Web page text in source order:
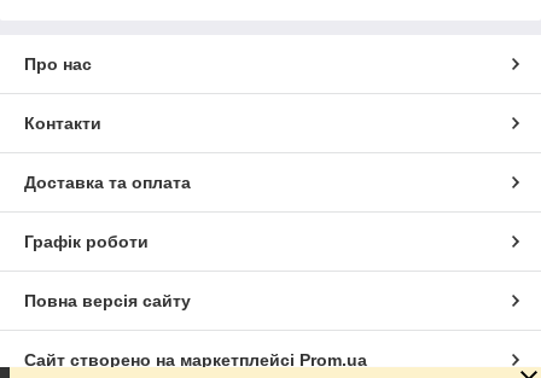
Про нас
Контакти
Доставка та оплата
Графік роботи
Повна версія сайту
Сайт створено на маркетплейсі Prom.ua